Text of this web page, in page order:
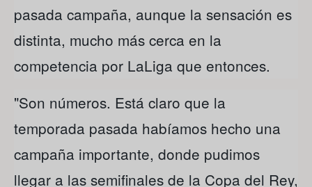
pasada campaña, aunque la sensación es
distinta, mucho más cerca en la
competencia por LaLiga que entonces.
"Son números. Está claro que la
temporada pasada habíamos hecho una
campaña importante, donde pudimos
llegar a las semifinales de la Copa del Rey,